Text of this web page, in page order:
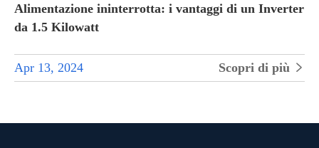
Alimentazione ininterrotta: i vantaggi di un Inverter
da 1.5 Kilowatt
Apr 13, 2024 Scopri di più 